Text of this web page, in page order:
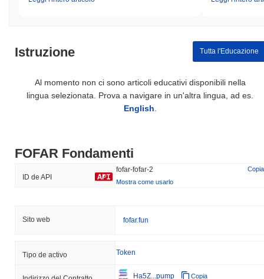
Istruzione Tutta l'Educazione
Al momento non ci sono articoli educativi disponibili nella
lingua selezionata. Prova a navigare in un'altra lingua, ad es.
English
FOFAR Fondamenti
ID de API
fofar-fofar-2
Copia
Mostra come usarlo
Sito web fofar.fun
Tipo de activo Token
Ha5Z...pump Copia